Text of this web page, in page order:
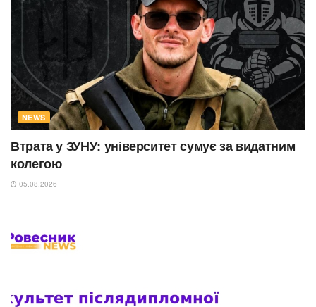
NEWS
Втрата у ЗУНУ: університет сумує за видатним
колегою
05.08.2026